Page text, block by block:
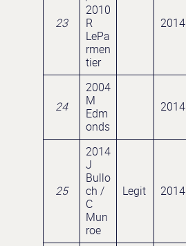
23
2010
R
LePa
rmen
tier
2014
24
2004
M
Edm
onds
2014
25
2014
J
Bullo
ch /
C
Mun
roe
Legit 2014